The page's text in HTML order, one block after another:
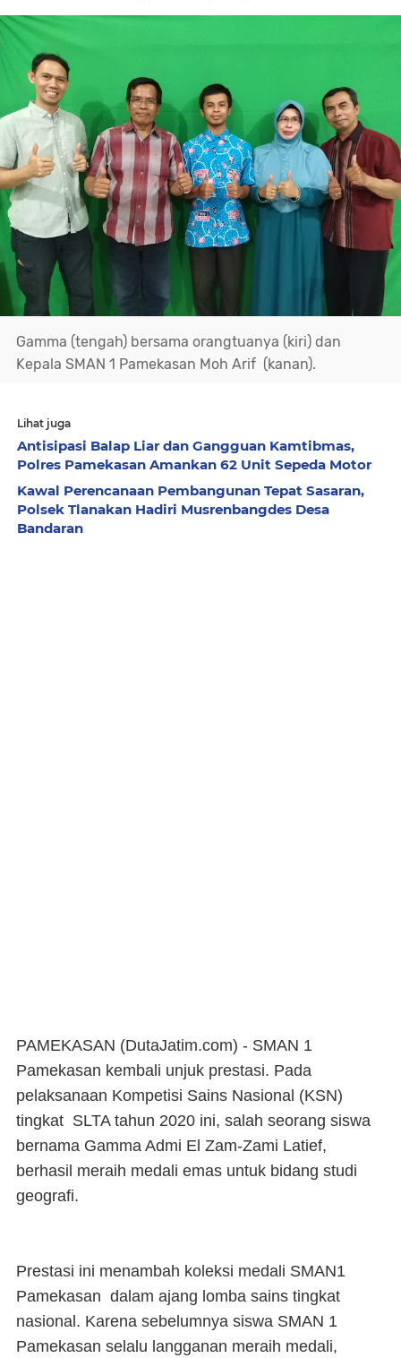
Gamma (tengah) bersama orangtuanya (kiri) dan
Kepala SMAN 1 Pamekasan Moh Arif (kanan).
Lihat juga
Antisipasi Balap Liar dan Gangguan Kamtibmas,
Polres Pamekasan Amankan 62 Unit Sepeda Motor
Kawal Perencanaan Pembangunan Tepat Sasaran,
Polsek Tlanakan Hadiri Musrenbangdes Desa
Bandaran
PAMEKASAN (DutaJatim.com) - SMAN 1
Pamekasan kembali unjuk prestasi. Pada
pelaksanaan Kompetisi Sains Nasional (KSN)
tingkat SLTA tahun 2020 ini, salah seorang siswa
bernama Gamma Admi El Zam-Zami Latief,
berhasil meraih medali emas untuk bidang studi
geografi.
Prestasi ini menambah koleksi medali SMAN1
Pamekasan dalam ajang lomba sains tingkat
nasional. Karena sebelumnya siswa SMAN 1
Pamekasan selalu langganan meraih medali,